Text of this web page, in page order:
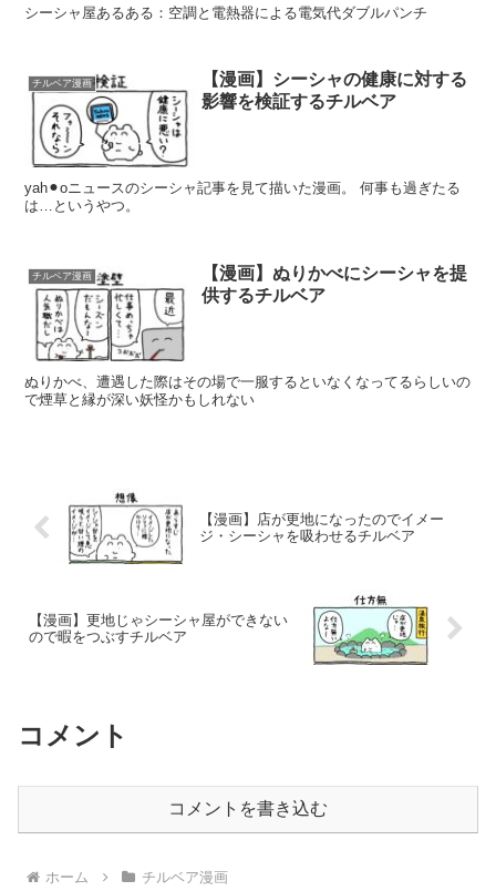
シーシャ屋あるある：空調と電熱器による電気代ダブルパンチ
チルベア漫画
【漫画】シーシャの健康に対する
影響を検証するチルベア
yah⚫︎oニュースのシーシャ記事を見て描いた漫画。 何事も過ぎたる
は…というやつ。
チルベア漫画
【漫画】ぬりかべにシーシャを提
供するチルベア
ぬりかべ、遭遇した際はその場で一服するといなくなってるらしいの
で煙草と縁が深い妖怪かもしれない
【漫画】店が更地になったのでイメー
ジ・シーシャを吸わせるチルベア
【漫画】更地じゃシーシャ屋ができない
ので暇をつぶすチルベア
コメント
コメントを書き込む
ホーム チルベア漫画